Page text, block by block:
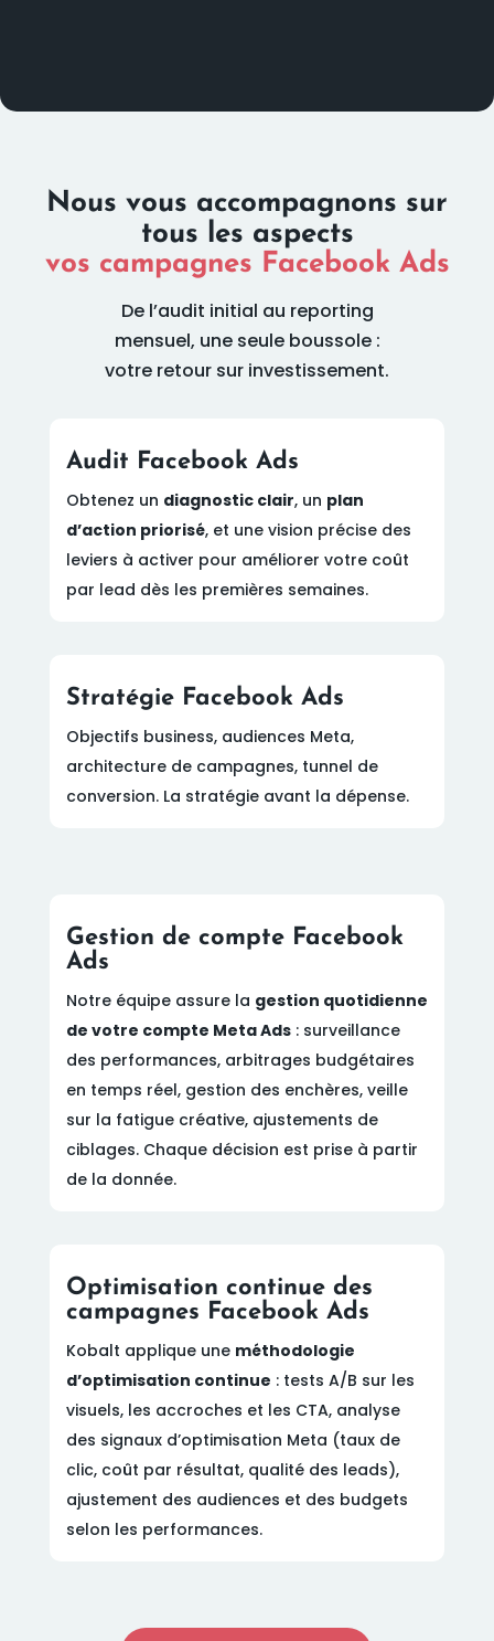
Nous vous accompagnons sur
tous les aspects
vos campagnes Facebook Ads
De l’audit initial au reporting
mensuel, une seule boussole :
votre retour sur investissement.
Audit Facebook Ads
Obtenez un diagnostic clair, un plan
d’action priorisé, et une vision précise des
leviers à activer pour améliorer votre coût
par lead dès les premières semaines.
Stratégie Facebook Ads
Objectifs business, audiences Meta,
architecture de campagnes, tunnel de
conversion. La stratégie avant la dépense.
Gestion de compte Facebook
Ads
Notre équipe assure la gestion quotidienne
de votre compte Meta Ads: surveillance
des performances, arbitrages budgétaires
en temps réel, gestion des enchères, veille
sur la fatigue créative, ajustements de
ciblages. Chaque décision est prise à partir
de la donnée.
Optimisation continue des
campagnes Facebook Ads
Kobalt applique une méthodologie
d’optimisation continue : tests A/B sur les
visuels, les accroches et les CTA, analyse
des signaux d’optimisation Meta (taux de
clic, coût par résultat, qualité des leads),
ajustement des audiences et des budgets
selon les performances.